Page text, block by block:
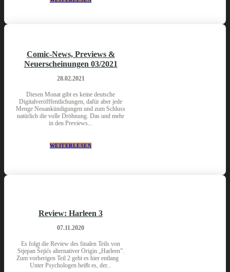
Comic-News, Previews &
Neuerscheinungen 03/2021
28.02.2021
Diesen Monat gibt es keine deutsche
Digitalveröfffentlichungen, dafür aber jede
Menge Neuankündigungen und zum Schluss
natürlich die volle Dröhnung. Das und mehr
in den Previews...
WEITERLESEN
Review: Harleen 3
07.11.2020
Es folgt die Review des finalen Teils von
Stjepan Šejićs alternativer Origin „Harleen”.
Zum vorherigen Teil 2 geht es hier entlang
Unter Psychologen heißt es, der...